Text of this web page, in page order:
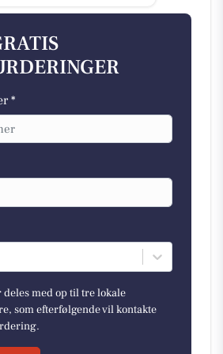
*
med op til tre lokale
som efterfølgende vil kontakte